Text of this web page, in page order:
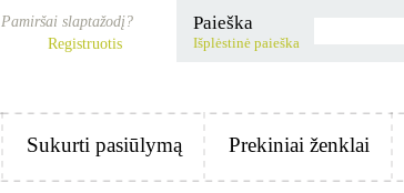
Paieška
Išplėstinė paieška
Pamiršai slaptažodį?
Registruotis
Sukurti pasiūlymą Prekiniai ženklai